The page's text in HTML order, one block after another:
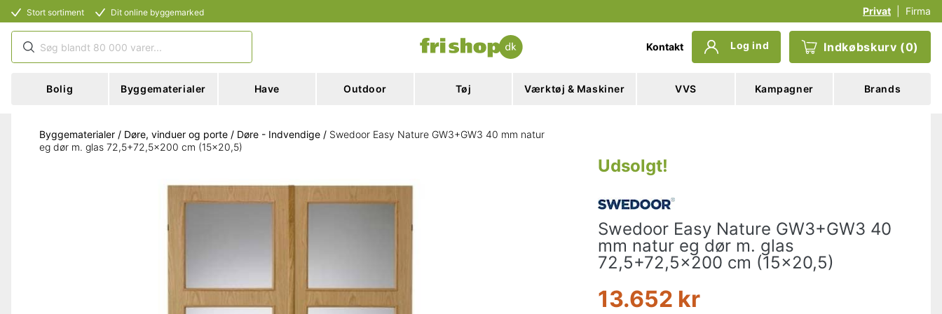
Stort sortiment Dit online byggemarked Privat Firma
Kontakt Log ind Indkøbskurv (0)
Bolig Byggematerialer Have Outdoor Tøj Værktøj & Maskiner VVS Kampagner Brands
Byggematerialer / Døre, vinduer og porte / Døre - Indvendige / Swedoor Easy Nature GW3+GW3 40 mm natur
eg dør m. glas 72,5+72,5x200 cm (15x20,5)
Udsolgt!
Swedoor Easy Nature GW3+GW3 40
mm natur eg dør m. glas
72,5+72,5x200 cm (15x20,5)
13.652 kr